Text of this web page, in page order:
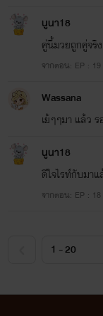
นูนา18
คู่นี้มวยถูกคู่จริ
จากตอน: EP :
Wassana
เย้ๆๆมา​ แล้ว​
นูนา18
ดีใจไรท์กับมาแ
จากตอน: EP :